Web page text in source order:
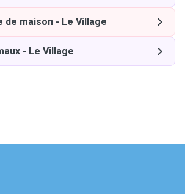
de maison - Le Village
- Le Village